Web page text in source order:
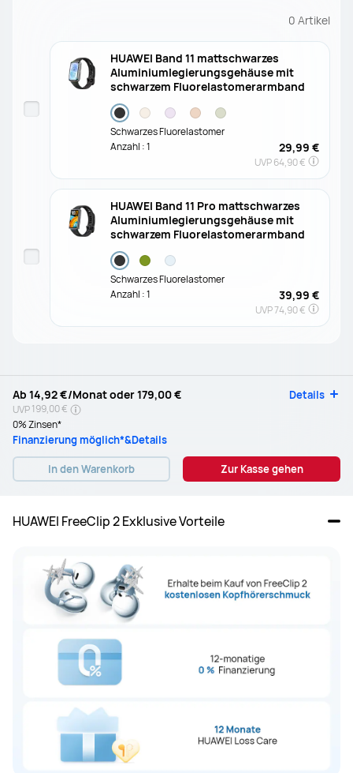
0 Artikel
HUAWEI Band 11 mattschwarzes
Aluminiumlegierungsgehäuse mit
schwarzem Fluorelastomerarmband
Schwarzes Fluorelastomer
29,99 €
UVP64,90 €
Anzahl :1
HUAWEI Band 11 Pro mattschwarzes
Aluminiumlegierungsgehäuse mit
schwarzem Fluorelastomerarmband
Schwarzes Fluorelastomer
39,99 €
UVP74,90 €
Anzahl :1
Ab 14,92 €/Monat oder179,00 € Details
UVP199,00 €
0% Zinsen*
Finanzierung möglich*&Details
In den Warenkorb Zur Kasse gehen
HUAWEI FreeClip 2 Exklusive Vorteile